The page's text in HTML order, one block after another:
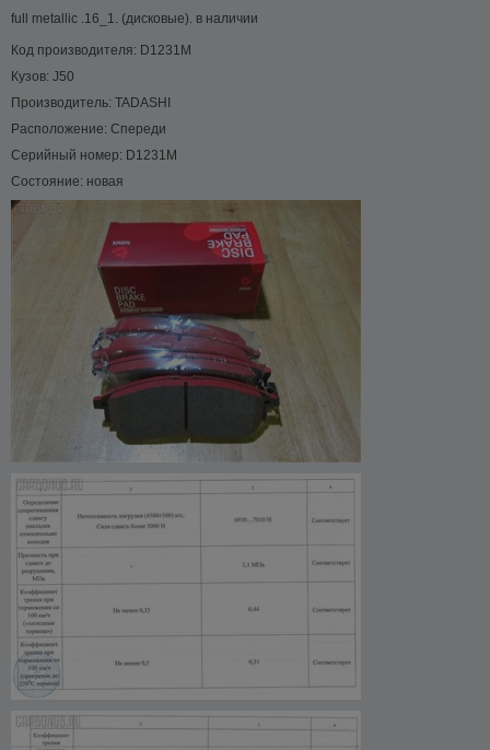
full metallic .16_1. (дисковые). в наличии
Код производителя: D1231M
Кузов: J50
Производитель: TADASHI
Расположение: Спереди
Серийный номер: D1231M
Состояние: новая